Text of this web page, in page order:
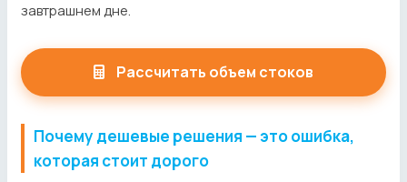
завтрашнем дне.
Рассчитать объем стоков
Почему дешевые решения — это ошибка,
которая стоит дорого